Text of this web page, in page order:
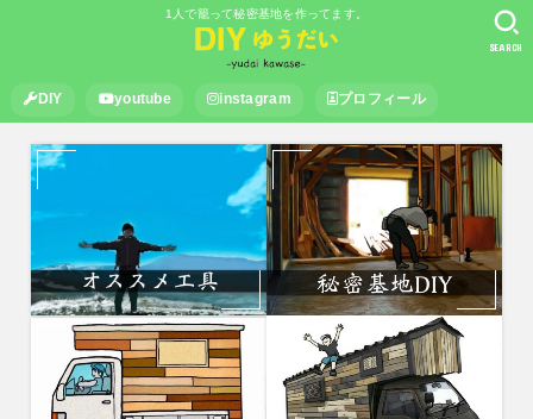
1人で籠って秘密基地を作ってます。
DIY youtube instagram プロフィール
SEARCH